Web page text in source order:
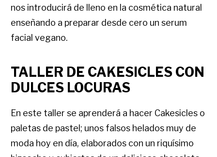
nos introducirá de lleno en la cosmética natural
enseñando a preparar desde cero un serum
facial vegano.
TALLER DE CAKESICLES CON
DULCES LOCURAS
En este taller se aprenderá a hacer Cakesicles o
paletas de pastel; unos falsos helados muy de
moda hoy en día, elaborados con un riquísimo